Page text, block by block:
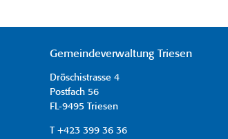
Gemeindeverwaltung Triesen
Dröschistrasse 4
Postfach 56
FL-9495 Triesen
T +423 399 36 36